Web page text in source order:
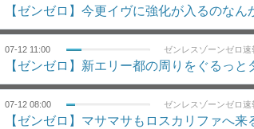
【ゼンゼロ】今更イヴに強化が入るのなん
07-12 11:00 ゼンレスゾーンゼロ
【ゼンゼロ】新エリー都の周りをぐるっ
07-12 08:00 ゼンレスゾーンゼロ
【ゼンゼロ】マサマサもロスカリファへ来